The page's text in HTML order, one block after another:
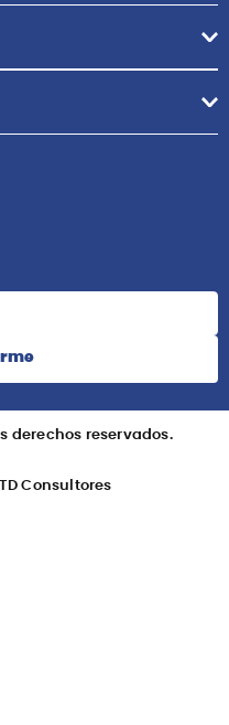
derechos reservados.
Consultores